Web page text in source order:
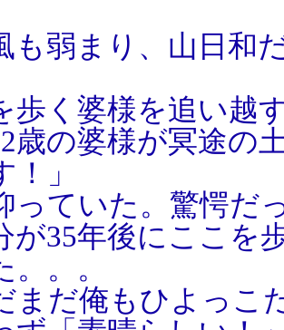
も弱まり、山日和
歩く婆様を追い越
歳の婆様が冥途の
！」
っていた。驚愕だ
が35年後にここを
。。。
まだ俺もひよっこ